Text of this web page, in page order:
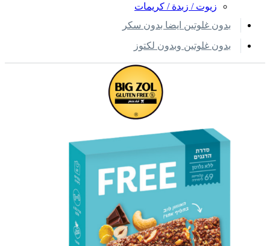
زيوت / زبدة / كريمات
بدون غلوتين ايضا بدون سكر
بدون غلوتين وبدون لكتوز